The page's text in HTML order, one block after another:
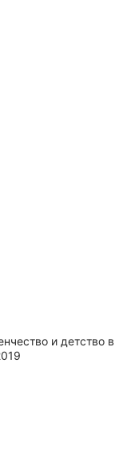
и детство в